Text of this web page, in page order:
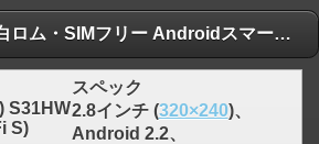
2.0～2.9インチ 白ロム・SIMフリー Androidスマートフォン 人気ランキング順
S31HW
S)
スペック
2.8インチ (320×240)、
Android 2.2、